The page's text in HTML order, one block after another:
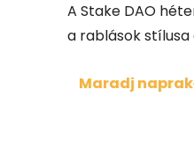
A Stake DAO
a rablások
Maradj